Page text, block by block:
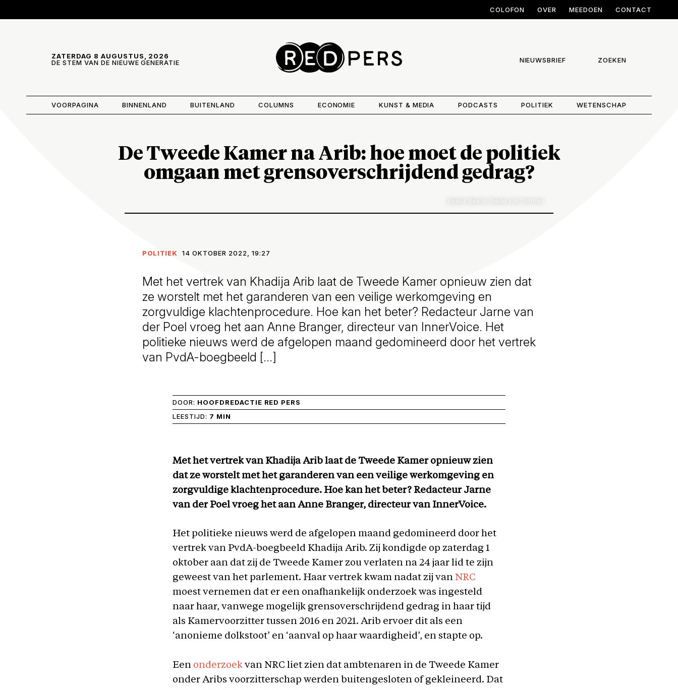
COLOFON OVER MEEDOEN CONTACT
ZATERDAG 8 AUGUSTUS, 2026
DE STEM VAN DE NIEUWE GENERATIE
NIEUWSBRIEF ZOEKEN
VOORPAGINA BINNENLAND BUITENLAND COLUMNS ECONOMIE KUNST & MEDIA PODCASTS POLITIEK WETENSCHAP
De Tweede Kamer na Arib: hoe moet de politiek
omgaan met grensoverschrijdend gedrag?
Beeld: Beeld: Diede van Ommen
POLITIEK 14 OKTOBER 2022, 19:27
Met het vertrek van Khadija Arib laat de Tweede Kamer opnieuw zien dat
ze worstelt met het garanderen van een veilige werkomgeving en
zorgvuldige klachtenprocedure. Hoe kan het beter? Redacteur Jarne van
der Poel vroeg het aan Anne Branger, directeur van InnerVoice. Het
politieke nieuws werd de afgelopen maand gedomineerd door het vertrek
van PvdA-boegbeeld […]
DOOR: HOOFDREDACTIE RED PERS
LEESTIJD: 7 MIN
Met het vertrek van Khadija Arib laat de Tweede Kamer opnieuw zien
dat ze worstelt met het garanderen van een veilige werkomgeving en
zorgvuldige klachtenprocedure. Hoe kan het beter? Redacteur Jarne
van der Poel vroeg het aan Anne Branger, directeur van InnerVoice.
Het politieke nieuws werd de afgelopen maand gedomineerd door het
vertrek van PvdA-boegbeeld Khadija Arib. Zij kondigde op zaterdag 1
oktober aan dat zij de Tweede Kamer zou verlaten na 24 jaar lid te zijn
geweest van het parlement. Haar vertrek kwam nadat zij van NRC
moest vernemen dat er een onafhankelijk onderzoek was ingesteld
naar haar, vanwege mogelijk grensoverschrijdend gedrag in haar tijd
als Kamervoorzitter tussen 2016 en 2021. Arib ervoer dit als een
‘anonieme dolkstoot’ en ‘aanval op haar waardigheid’, en stapte op.
Een onderzoek van NRC liet zien dat ambtenaren in de Tweede Kamer
onder Aribs voorzitterschap werden buitengesloten of gekleineerd. Dat